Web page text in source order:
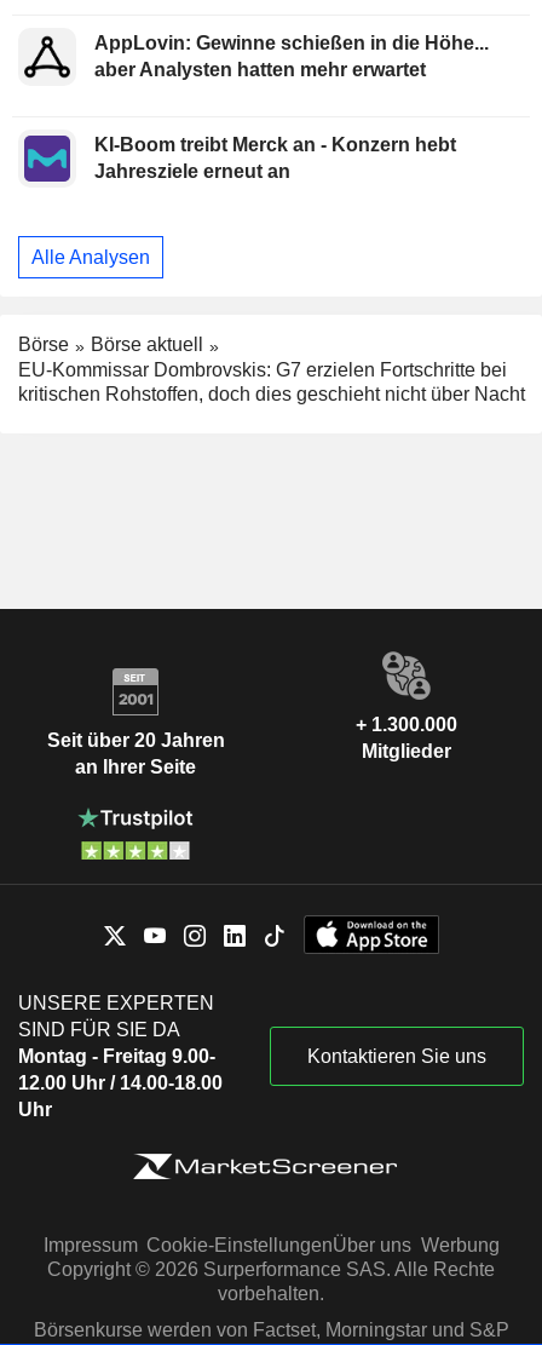
AppLovin: Gewinne schießen in die Höhe...
aber Analysten hatten mehr erwartet
KI-Boom treibt Merck an - Konzern hebt
Jahresziele erneut an
Alle Analysen
Börse
Börse aktuell
EU-Kommissar Dombrovskis: G7 erzielen Fortschritte bei
kritischen Rohstoffen, doch dies geschieht nicht über Nacht
Seit über 20 Jahren
an Ihrer Seite
+ 1.300.000
Mitglieder
UNSERE EXPERTEN
SIND FÜR SIE DA
Montag - Freitag 9.00-
12.00 Uhr / 14.00-18.00
Uhr
Kontaktieren Sie uns
Impressum Cookie-EinstellungenÜber uns Werbung
Copyright © 2026 Surperformance SAS. Alle Rechte
vorbehalten.
Börsenkurse werden von Factset, Morningstar und S&P